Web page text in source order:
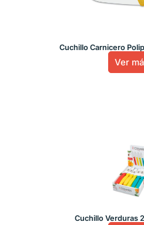
Cuchillo Carnicero
Ver
Cuchillo Verduras